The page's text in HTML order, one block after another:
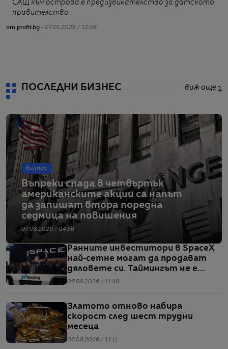
САЩ към острова е предизвикателство за датското
правителство
от profit.bg - 07.01.2025 / 12:08
ПОСЛЕДНИ БИЗНЕС виж още
Бизнес
Въпреки спада в четвъртък
американските акции са напът
да запишат втора поредна
седмица на повишения
07.08.2026 / 04:56
Ранните инвеститори в SpaceX
най-сетне могат да продават
дяловете си. Таймингът не е
идеален
06.08.2026 / 11:48
Златото отново набира
скорост след шест трудни
месеца
06.08.2026 / 11:11